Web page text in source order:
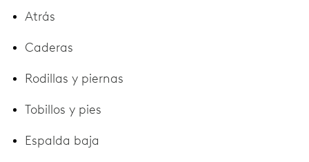
Atrás
Caderas
Rodillas y piernas
Tobillos y pies
Espalda baja